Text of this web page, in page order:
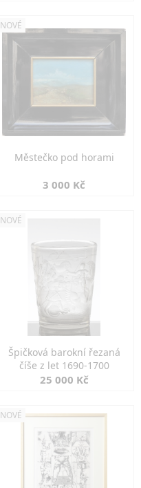
NOVÉ
Městečko pod horami
3 000 Kč
NOVÉ
Špičková barokní řezaná
číše z let 1690-1700
25 000 Kč
NOVÉ